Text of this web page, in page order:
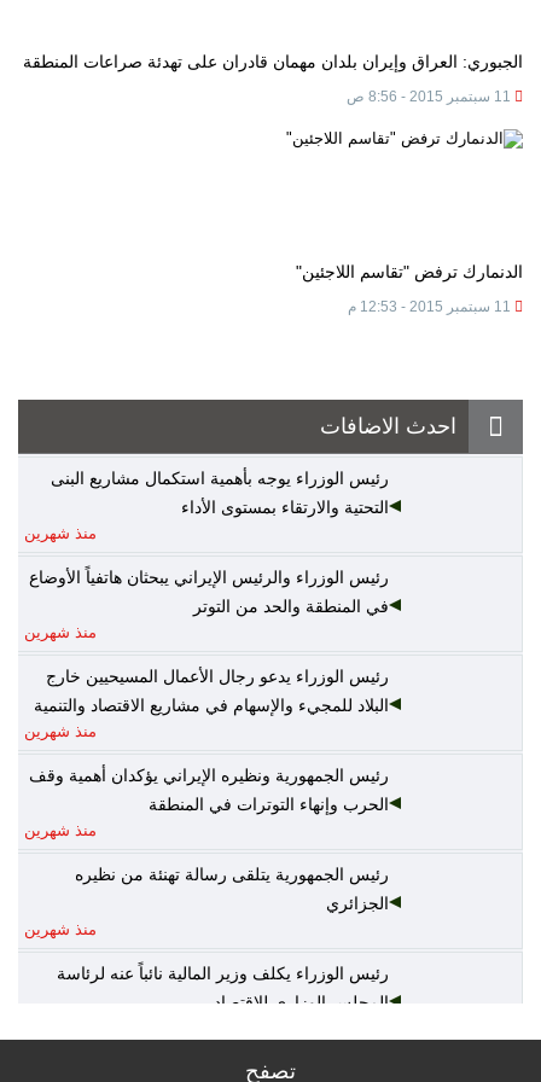
الجبوري: العراق وإيران بلدان مهمان قادران على تهدئة صراعات المنطقة
الدنمارك ترفض "تقاسم اللاجئين"
احدث الاضافات
رئيس الوزراء يوجه بأهمية استكمال مشاريع البنى
التحتية والارتقاء بمستوى الأداء
منذ شهرين
رئيس الوزراء والرئيس الإيراني يبحثان هاتفياً الأوضاع
في المنطقة والحد من التوتر
منذ شهرين
رئيس الوزراء يدعو رجال الأعمال المسيحيين خارج
البلاد للمجيء والإسهام في مشاريع الاقتصاد والتنمية
منذ شهرين
رئيس الجمهورية ونظيره الإيراني يؤكدان أهمية وقف
الحرب وإنهاء التوترات في المنطقة
منذ شهرين
رئيس الجمهورية يتلقى رسالة تهنئة من نظيره
الجزائري
منذ شهرين
رئيس الوزراء يكلف وزير المالية نائباً عنه لرئاسة
المجلس الوزاري للاقتصاد
الخارجية: أمن واستقرار دول الخليج يُعدّ جزءاً لا يتجزأ
تصفح